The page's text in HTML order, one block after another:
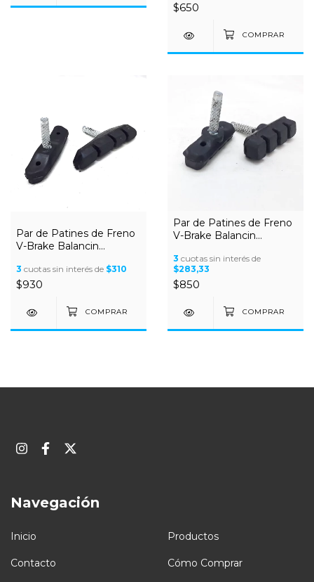
$650
Par de Patines de Freno
V-Brake Balancin
3 cuotas sin interés de $310
$930
Par de Patines de Freno
V-Brake Balancin
3 cuotas sin interés de
$283,33
$850
Navegación
Inicio Productos
Contacto Cómo Comprar